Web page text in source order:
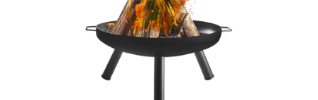
Dětská hřiště